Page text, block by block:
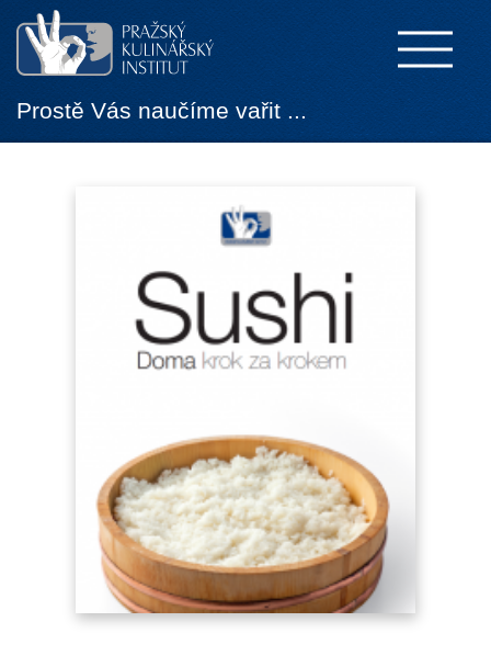
Prostě Vás naučíme vařit ...